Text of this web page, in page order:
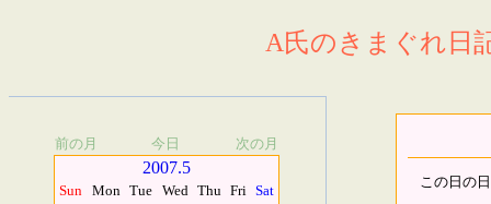
A氏のきまぐれ日
前の月 今日 次の月
2007.5
Sun Mon Tue Wed Thu Fri Sat
この日の